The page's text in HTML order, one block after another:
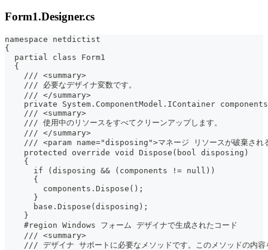
Form1.Designer.cs
namespace netdictist
{
  partial class Form1
  {
    /// <summary>
    /// 必要なデザイナ変数です。
    /// </summary>
private System.ComponentModel.IContainer
    /// <summary>
    /// 使用中のリソースをすべてクリーンアップします。
    /// </summary>
/// <param name="disposing">マネージ リソースが破棄され
    protected override void Dispose(bool disposing)
    {
      if (disposing && (components != null))
      {
        components.Dispose();
      }
      base.Dispose(disposing);
    }
    #region Windows フォーム デザイナで生成されたコード
    /// <summary>
/// デザイナ サポートに必要なメソッドです。このメソッドの内容